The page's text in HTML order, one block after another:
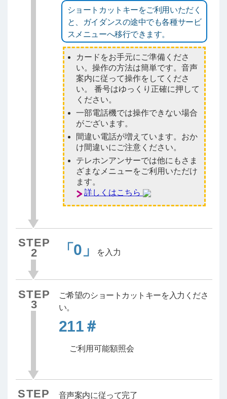
ショートカットキーをご利用いただく
と、ガイダンスの途中でも各種サービ
スメニューへ移行できます。
カードをお手元にご準備くださ
い。操作の方法は簡単です。音声
案内に従って操作をしてくださ
い。 番号はゆっくり正確に押して
ください。
一部電話機では操作できない場合
がございます。
間違い電話が増えています。おか
け間違いにご注意ください。
テレホンアンサーでは他にもさま
ざまなメニューをご利用いただけ
ます。
詳しくはこちら
STEP
2
「0」 を入力
STEP
3
ご希望のショートカットキーを入力くださ
い。
211＃
ご利用可能額照会
STEP
音声案内に従って完了